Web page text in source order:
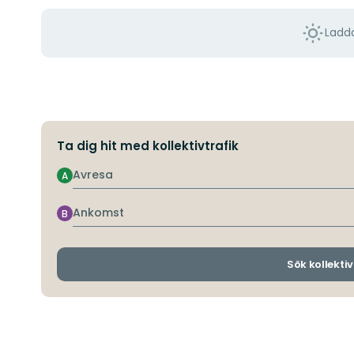
Ta dig hit med kollektivtrafik
Avresa
A
Ankomst
B
Sök